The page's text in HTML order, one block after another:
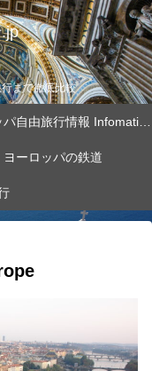
まで徹底比較
ヨーロッパ自由旅行情報 Infomation
ヨーロッパの鉄道